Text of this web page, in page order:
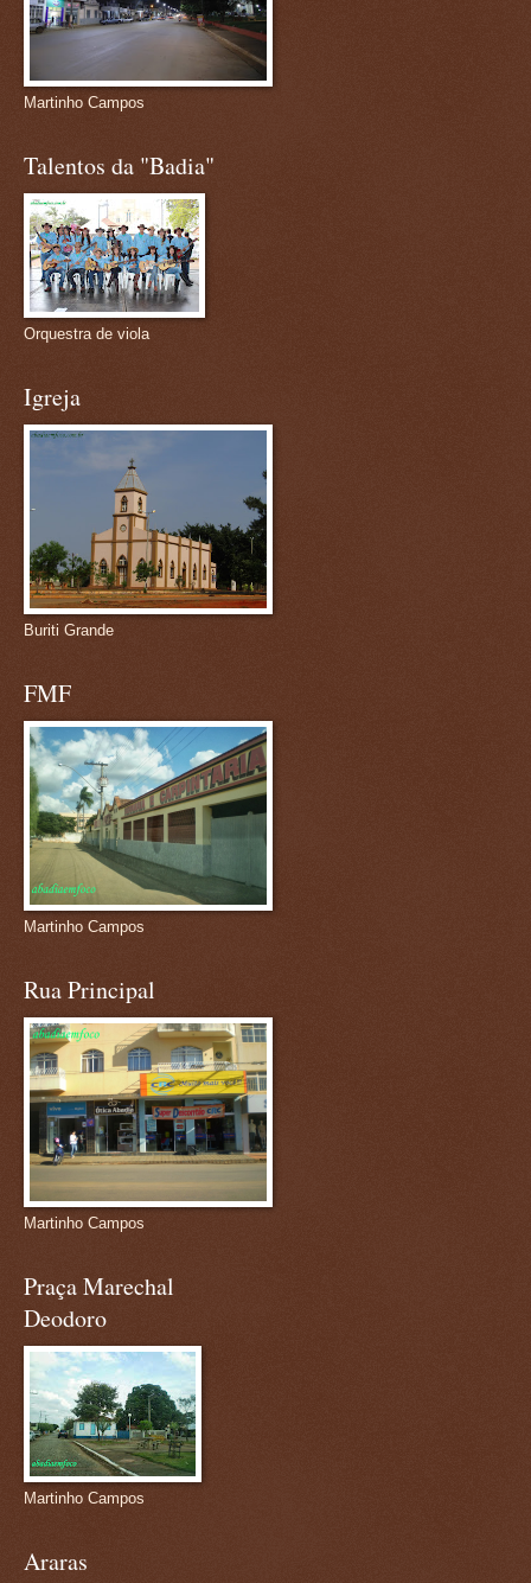
Martinho Campos
Talentos da "Badia"
Orquestra de viola
Igreja
Buriti Grande
FMF
Martinho Campos
Rua Principal
Martinho Campos
Praça Marechal
Deodoro
Martinho Campos
Araras